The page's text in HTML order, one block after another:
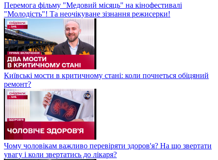
Перемога фільму "Медовий місяць" на кінофестивалі
"Молодість"! Та неочікуване зізнання режисерки!
Київські мости в критичному стані: коли почнеться обіцяний
ремонт?
Чому чоловікам важливо перевіряти здоров'я? На що звертати
увагу і коли звертатись до лікаря?